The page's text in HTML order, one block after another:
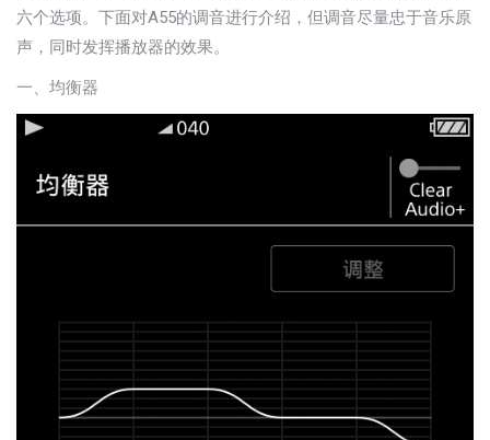
六个选项。下面对A55的调音进行介绍，但调音尽量忠于音乐原
声，同时发挥播放器的效果。
一、均衡器